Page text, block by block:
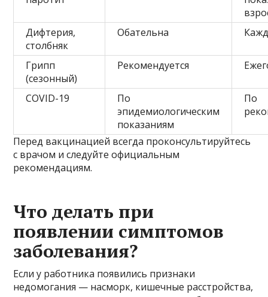
Дифтерия,
столбняк
Обательна
Грипп
(сезонный)
Рекомендуется
COVID-19
По
эпидемиологическим
показаниям
По
Перед вакцинацией всегда проконсультируйтесь
с врачом и следуйте официальным
рекомендациям.
Что делать при
появлении симптомов
заболевания?
Если у работника появились признаки
недомогания — насморк, кишечные расстройства,